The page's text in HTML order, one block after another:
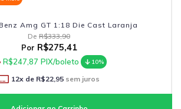
Amg GT 1:18 Die Cast Laranja
De R$333,90
Por R$275,41
R$247,87 PIX/boleto 10%
12x de R$22,95 sem juros